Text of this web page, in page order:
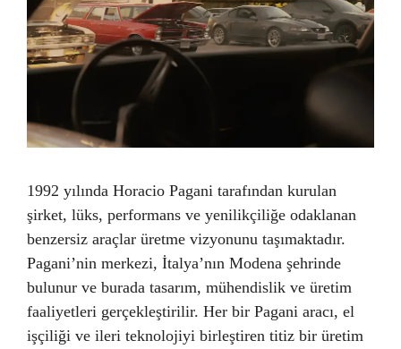
1992 yılında Horacio Pagani tarafından kurulan
şirket, lüks, performans ve yenilikçiliğe odaklanan
benzersiz araçlar üretme vizyonunu taşımaktadır.
Pagani’nin merkezi, İtalya’nın Modena şehrinde
bulunur ve burada tasarım, mühendislik ve üretim
faaliyetleri gerçekleştirilir. Her bir Pagani aracı, el
işçiliği ve ileri teknolojiyi birleştiren titiz bir üretim